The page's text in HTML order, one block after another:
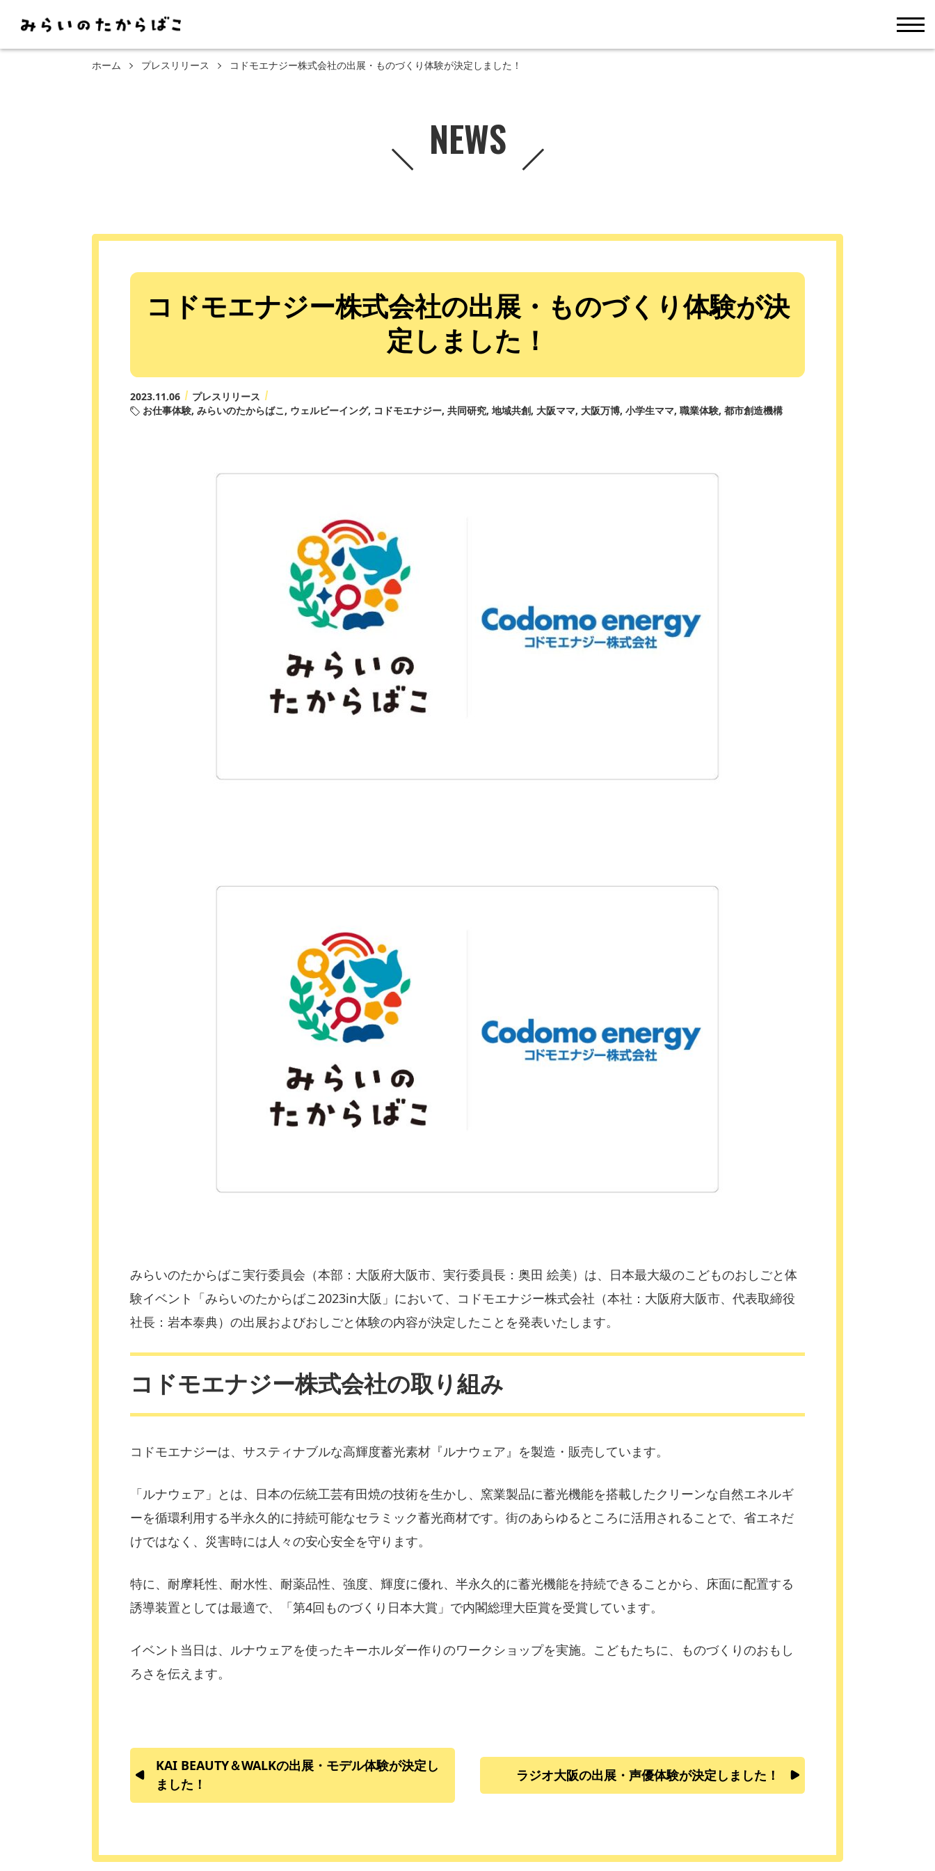
ホーム プレスリリース コドモエナジー株式会社の出展・ものづくり体験が決定しました！
NEWS
コドモエナジー株式会社の出展・ものづくり体験が決
定しました！
2023.11.06
プレスリリース
お仕事体験 みらいのたからばこ ウェルビーイング コドモエナジー 共同研究 地域共創 大阪ママ 大阪万博 小学生ママ 職業体験 都市創造機構
みらいのたからばこ実行委員会（本部：大阪府大阪市、実行委員長：奥田 絵美）は、日本最大級のこどものおしごと体
験イベント「みらいのたからばこ2023in大阪」において、コドモエナジー株式会社（本社：大阪府大阪市、代表取締役
社長：岩本泰典）の出展およびおしごと体験の内容が決定したことを発表いたします。
コドモエナジー株式会社の取り組み
コドモエナジーは、サスティナブルな高輝度蓄光素材『ルナウェア』を製造・販売しています。
「ルナウェア」とは、日本の伝統工芸有田焼の技術を生かし、窯業製品に蓄光機能を搭載したクリーンな自然エネルギ
ーを循環利用する半永久的に持続可能なセラミック蓄光商材です。街のあらゆるところに活用されることで、省エネだ
けではなく、災害時には人々の安心安全を守ります。
特に、耐摩耗性、耐水性、耐薬品性、強度、輝度に優れ、半永久的に蓄光機能を持続できることから、床面に配置する
誘導装置としては最適で、「第4回ものづくり日本大賞」で内閣総理大臣賞を受賞しています。
イベント当日は、ルナウェアを使ったキーホルダー作りのワークショップを実施。こどもたちに、ものづくりのおもし
ろさを伝えます。
KAI BEAUTY＆WALKの出展・モデル体験が決定し
ました！
ラジオ大阪の出展・声優体験が決定しました！